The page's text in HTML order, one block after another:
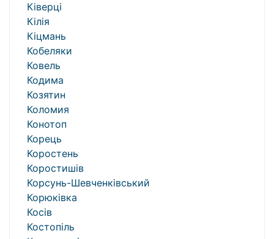
Ківерці
Кілія
Кіцмань
Кобеляки
Ковель
Кодима
Козятин
Коломия
Конотоп
Корець
Коростень
Коростишів
Корсунь-Шевченківський
Корюківка
Косів
Костопіль